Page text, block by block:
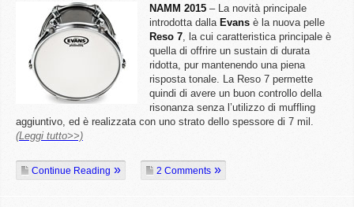
NAMM 2015 – La novità principale
introdotta dalla Evans è la nuova pelle
Reso 7, la cui caratteristica principale è
quella di offrire un sustain di durata
ridotta, pur mantenendo una piena
risposta tonale. La Reso 7 permette
quindi di avere un buon controllo della
risonanza senza l’utilizzo di muffling
aggiuntivo, ed è realizzata con uno strato dello spessore di 7 mil.
(Leggi tutto>>)
Continue Reading 2 Comments